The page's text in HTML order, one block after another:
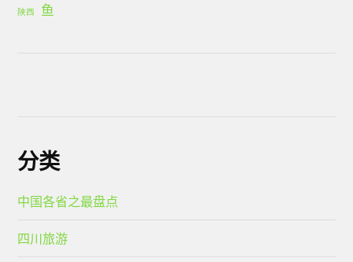
陕西 鱼
分类
中国各省之最盘点
四川旅游